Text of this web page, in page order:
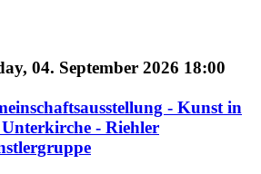
04. September 2026 18:00
- Kunst in
- Riehler